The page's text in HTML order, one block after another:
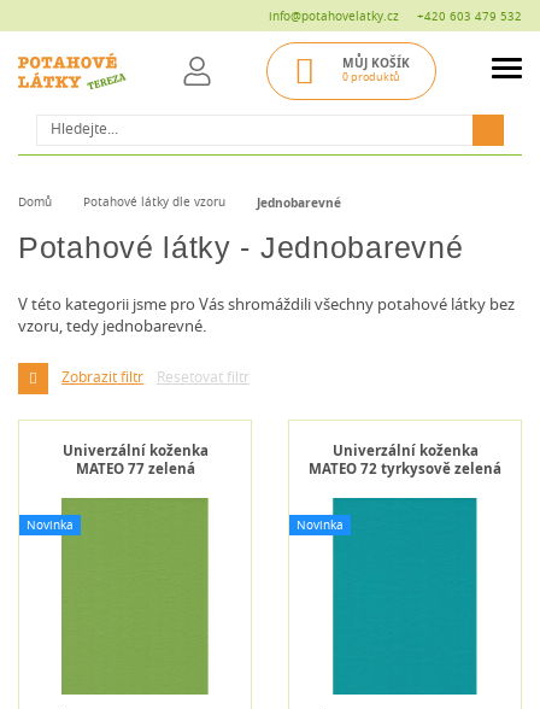
info@potahovelatky.cz +420 603 479 532
Hledat
MŮJ KOŠÍK
0 produktů
Domů Potahové látky dle vzoru Jednobarevné
Potahové látky - Jednobarevné
V této kategorii jsme pro Vás shromáždili všechny potahové látky bez
vzoru, tedy jednobarevné.
Zobrazit filtr Resetovat filtr
Univerzální koženka
MATEO 77 zelená
Novinka
Univerzální koženka
MATEO 72 tyrkysově zelená
Novinka